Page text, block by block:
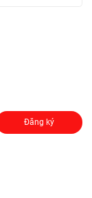
Đăng ký